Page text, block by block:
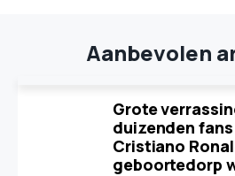
Aanbevolen
Grote
duizenden
Cristiano
geboortedorp